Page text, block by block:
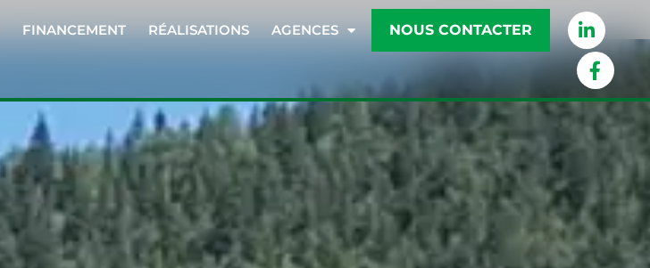
FINANCEMENT RÉALISATIONS AGENCES NOUS CONTACTER